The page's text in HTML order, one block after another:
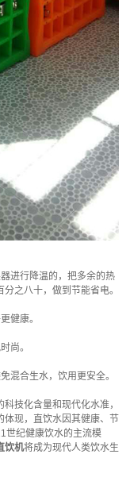
进行降温的，把多余的热
之八十，做到节能省电。
健康。
尚。
混合生水，饮用更安全。
技化含量和现代化水准，
体现，直饮水因其健康、节
世纪健康饮水的主流模
饮机将成为现代人类饮水生